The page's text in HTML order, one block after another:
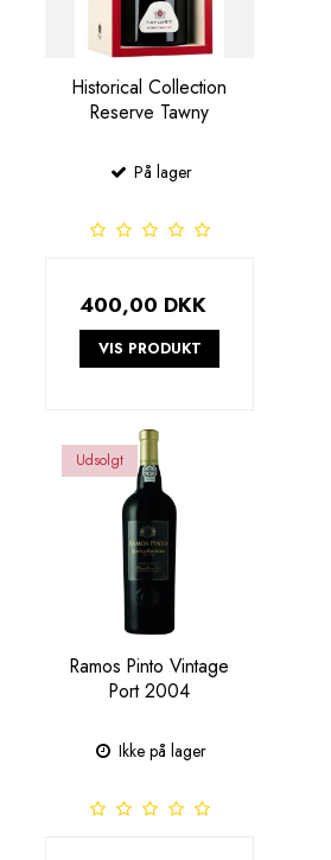
Historical Collection
Reserve Tawny
På lager
400,00 DKK
VIS PRODUKT
Udsolgt
Ramos Pinto Vintage
Port 2004
Ikke på lager